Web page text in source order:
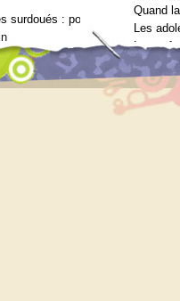
surdoués : pourquoi ? (Journal
avec le surdouement à l’usage
bilan psychométrique ?
bilan psychométrique ?
Quand
Les
Les